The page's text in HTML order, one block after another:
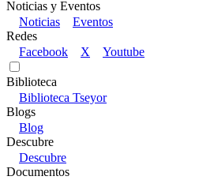
Noticias y Eventos
Noticias
Eventos
Redes
Facebook
X Youtube
Biblioteca
Biblioteca Tseyor
Blogs
Blog
Descubre
Descubre
Documentos